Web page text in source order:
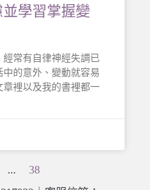
學習掌握變
常有自律神經失調已
的意外、變動就容易
裡以及我的書裡都一
...
38